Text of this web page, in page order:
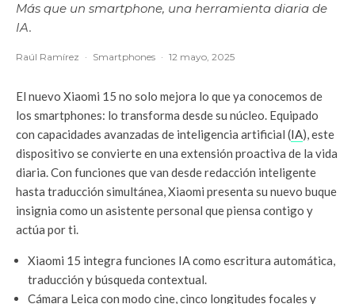
Más que un smartphone, una herramienta diaria de
IA.
Raúl Ramírez · Smartphones · 12 mayo, 2025
El nuevo Xiaomi 15 no solo mejora lo que ya conocemos de
los smartphones: lo transforma desde su núcleo. Equipado
con capacidades avanzadas de inteligencia artificial (IA), este
dispositivo se convierte en una extensión proactiva de la vida
diaria. Con funciones que van desde redacción inteligente
hasta traducción simultánea, Xiaomi presenta su nuevo buque
insignia como un asistente personal que piensa contigo y
actúa por ti.
Xiaomi 15 integra funciones IA como escritura automática,
traducción y búsqueda contextual.
Cámara Leica con modo cine, cinco longitudes focales y